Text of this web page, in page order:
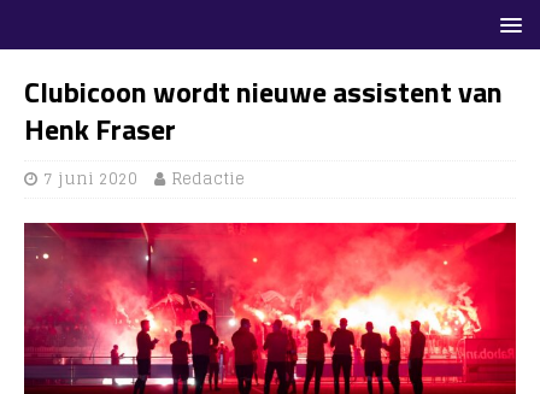
Clubicoon wordt nieuwe assistent van
Henk Fraser
7 juni 2020 Redactie